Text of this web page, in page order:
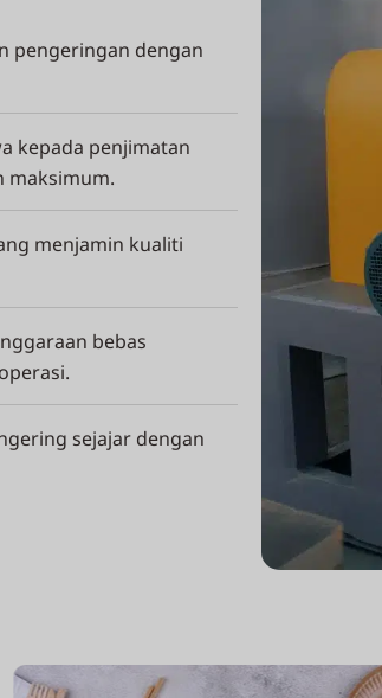
pengeringan dengan
kepada penjimatan
maksimum.
menjamin kualiti
bebas
sejajar dengan